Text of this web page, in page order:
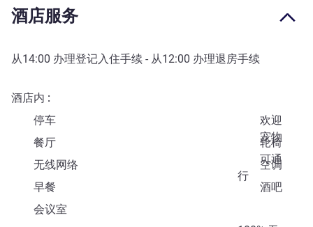
酒店服务
从14:00 办理登记入住手续 - 从12:00 办理退房手续
酒店内
停车
欢迎
宠物
餐厅
轮椅
可通
行
无线网络
空调
早餐
酒吧
会议室